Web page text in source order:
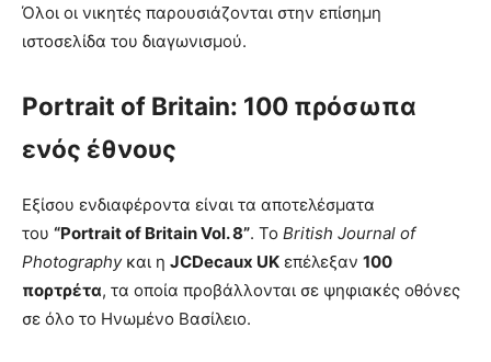
Όλοι οι νικητές παρουσιάζονται στην επίσημη
ιστοσελίδα του διαγωνισμού.
Portrait of Britain: 100 πρόσωπα
ενός έθνους
Εξίσου ενδιαφέροντα είναι τα αποτελέσματα
του “Portrait of Britain Vol. 8”. Το British Journal of
Photographyκαι η JCDecaux UK επέλεξαν 100
πορτρέτα, τα οποία προβάλλονται σε ψηφιακές οθόνες
σε όλο το Ηνωμένο Βασίλειο.